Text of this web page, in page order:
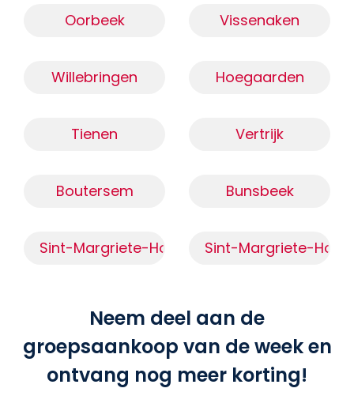
Oorbeek Vissenaken
Willebringen Hoegaarden
Tienen Vertrijk
Boutersem Bunsbeek
Sint-Margriete-Houtem (3470)Sint-Margriete-
Neem deel aan de
groepsaankoop van de week en
ontvang nog meer korting!